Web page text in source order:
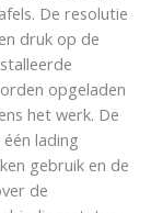
De resolutie
druk op de
opgeladen
het werk. De
lading
gebruik en de
de